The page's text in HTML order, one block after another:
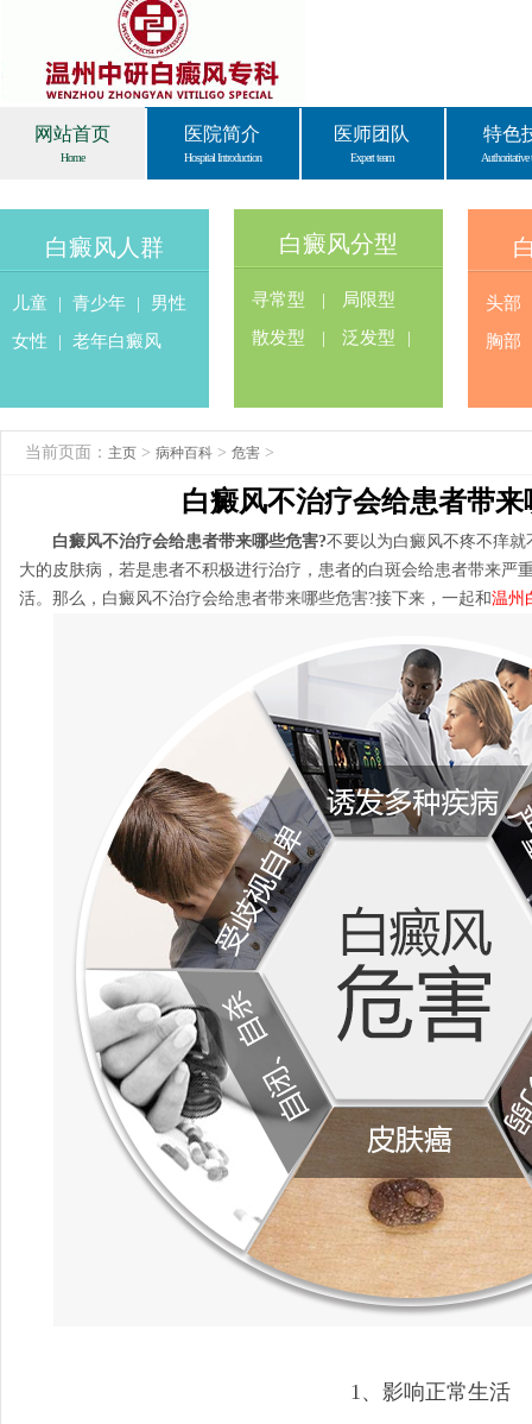
网站首页
Home
医院简介
Hospital Introduction
医师团队
Expert team
特色
Authoritative
白癜风人群
儿童 | 青少年 |
男性
女性
| 老年白癜风
白癜风分型
寻常型 |
局限型
散发型
| 泛发型 |
头部
胸部
当前页面： 主页 > 病种百科 > 危害 >
白癜风不治疗会给患者带来
白癜风不治疗会给患者带来哪些危害?不要以为白癜风不疼不痒
大的皮肤病，若是患者不积极进行治疗，患者的白斑会给患者带来严
活。那么，白癜风不治疗会给患者带来哪些危害?接下来，一起和温州
1、影响正常生活